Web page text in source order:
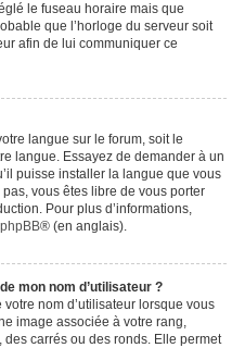
le fuseau horaire mais que
que l’horloge du serveur soit
afin de lui communiquer ce
langue sur le forum, soit le
langue. Essayez de demander à un
puisse installer la langue que vous
vous êtes libre de vous porter
Pour plus d’informations,
® (en anglais).
mon nom d’utilisateur ?
nom d’utilisateur lorsque vous
image associée à votre rang,
carrés ou des ronds. Elle permet